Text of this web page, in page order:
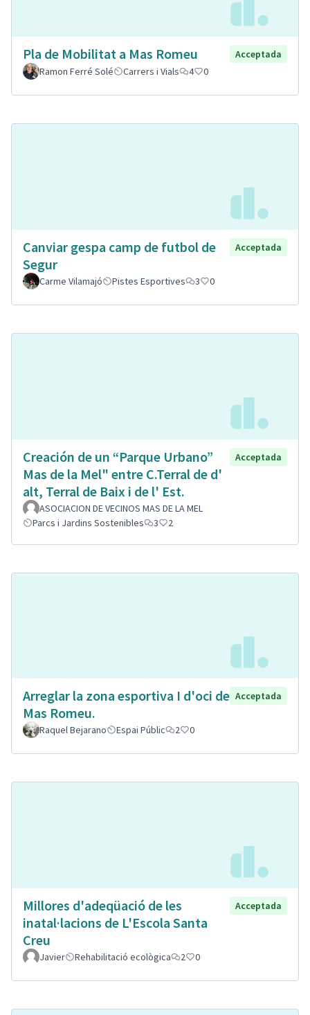
Pla de Mobilitat a Mas Romeu
Acceptada
Ramon Ferré Solé
Carrers i Vials 4 0
Canviar gespa camp de futbol de
Segur
Acceptada
Carme Vilamajó Pistes Esportives 3 0
Creación de un “Parque Urbano”
Mas de la Mel" entre C.Terral de d'
alt, Terral de Baix i de l' Est.
Acceptada
ASOCIACION DE VECINOS MAS DE LA MEL
Parcs i Jardins Sostenibles
3 2
Arreglar la zona esportiva I d'oci de
Mas Romeu.
Acceptada
Raquel Bejarano Espai Públic 2 0
Millores d'adeqüació de les
inatal·lacions de L'Escola Santa
Creu
Acceptada
Javier Rehabilitació ecològica 2 0